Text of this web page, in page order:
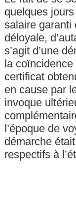
quelques
salaire garanti
déloyale,
s’agit d’une
la coïncidence
certificat
en cause par
invoque
l’époque de
démarche
respectifs à